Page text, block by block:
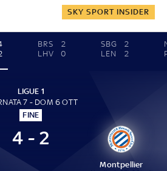
SKY SPORT INSIDER
BRS
2
LHV
0
SBG
2
LEN
2
LIGUE 1
7 - DOM 6 OTT
FINE
4 - 2
Montpellier